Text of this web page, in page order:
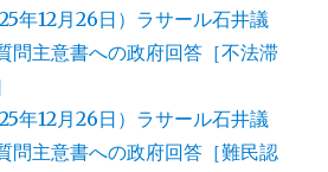
年12月26日）ラサール石井議
問主意書への政府回答［不法滞
年12月26日）ラサール石井議
問主意書への政府回答［難民認